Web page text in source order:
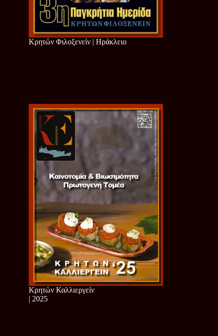
Κρητών Φιλοξενείν | Ηράκλειο
Κρητών Καλλιεργείν
| 2025